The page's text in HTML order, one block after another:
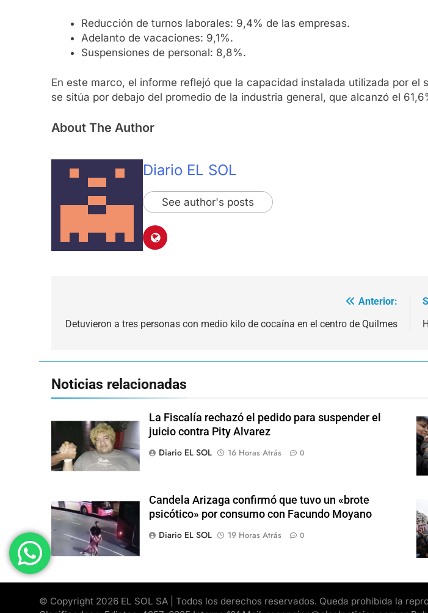
Reducción de turnos laborales: 9,4% de las empresas.
Adelanto de vacaciones: 9,1%.
Suspensiones de personal: 8,8%.
En este marco, el informe reflejó que la capacidad instalada utilizada por el
se sitúa por debajo del promedio de la industria general, que alcanzó el
About The Author
Diario EL SOL
See author's posts
de
Anterior:
Detuvieron a tres personas con medio kilo de cocaína en el centro de Quilmes
Noticias relacionadas
La Fiscalía rechazó el pedido para suspender el
juicio contra Pity Alvarez
Diario EL SOL
16 Horas Atrás 0
Candela Arizaga confirmó que tuvo un «brote
psicótico» por consumo con Facundo Moyano
Diario EL SOL
19 Horas Atrás 0
© Copyright 2026 EL SOL SA | Todos los derechos reservados. Queda prohibida la